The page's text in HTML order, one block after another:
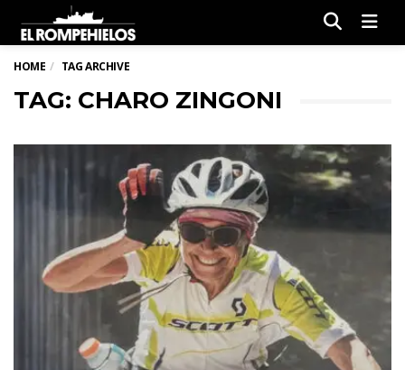
HOME TAG ARCHIVE
TAG: CHARO ZINGONI